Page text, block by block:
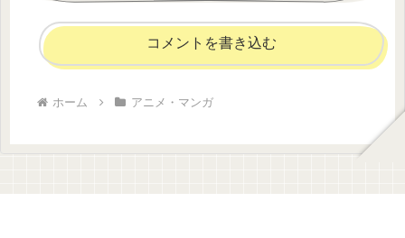
コメントを書き込む
ホーム アニメ・マンガ